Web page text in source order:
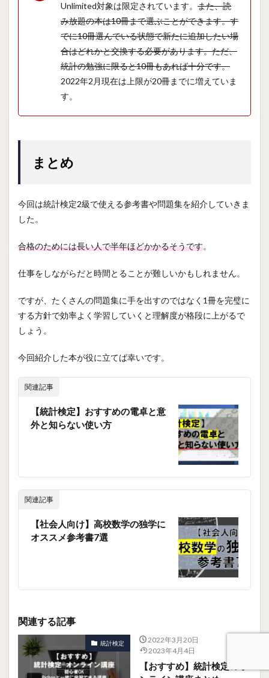
Unlimited対象は限定されています。 また、読
み放題の本は10冊まで選ぶことができます。す
でに10冊選んでいる状態で新たに追加したい場
合はどれかと交換する必要があります。ただ、
統計の勉強に限ると10冊もあれば十分です。
2022年2月現在は上限が20冊までに増えていま
す。
まとめ
今回は統計検定2級で使える参考書や問題集を紹介していきま
した。
合格のためには長い人で半年ほどかかるそうです。
仕事をしながらだと時間とることが難しいかもしれません。
ですが、たくさんの問題集に手を出すのではなく1冊を完璧に
する方針で効率よく学習していくと理解度が格段に上がるで
しょう。
今回紹介した本が役に立てば幸いです。
関連記事
【統計検定】おすすめの電卓と意
外と知らない使い方
関連記事
【社会人向け】高校数学の独学に
オススメ参考書7選
関連する記事
統計検定
2022年3月20日
2023年4月4日
【おすすめ】統計検定のオ